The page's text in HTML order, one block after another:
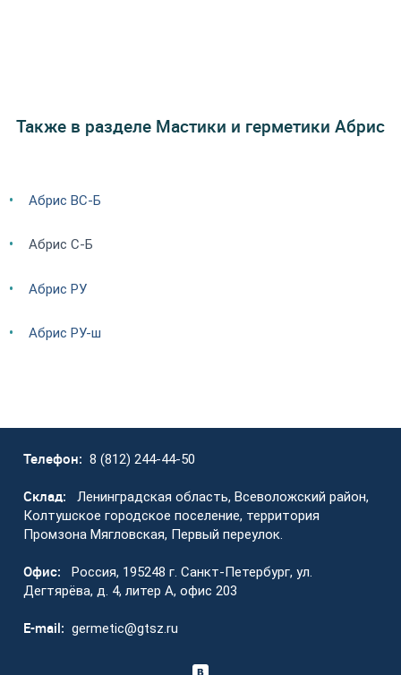
Также в разделе Мастики и герметики Абрис
Абрис ВС-Б
Абрис С-Б
Абрис РУ
Абрис РУ-ш
Телефон: 8 (812) 244-44-50
Склад:
Ленинградская область, Всеволожский район,
Колтушское городское поселение, территория
Промзона Мягловская, Первый переулок.
Офис:
Россия, 195248 г. Санкт-Петербург, ул.
Дегтярёва, д. 4, литер А, офис 203
E-mail: germetic@gtsz.ru